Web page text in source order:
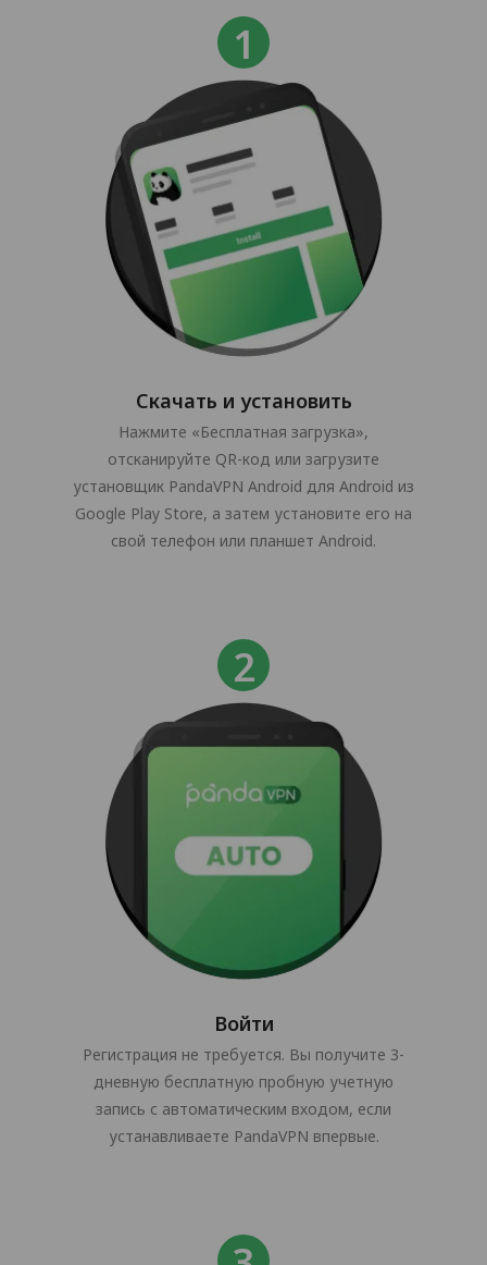
Скачать и установить
Нажмите «Бесплатная загрузка»,
отсканируйте QR-код или загрузите
установщик PandaVPN Android для Android из
Google Play Store, а затем установите его на
свой телефон или планшет Android.
Войти
Регистрация не требуется. Вы получите 3-
дневную бесплатную пробную учетную
запись с автоматическим входом, если
устанавливаете PandaVPN впервые.